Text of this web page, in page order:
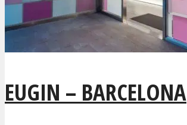
EUGIN – BARCELONA